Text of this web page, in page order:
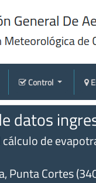
Control
datos
de
Punta Cortes